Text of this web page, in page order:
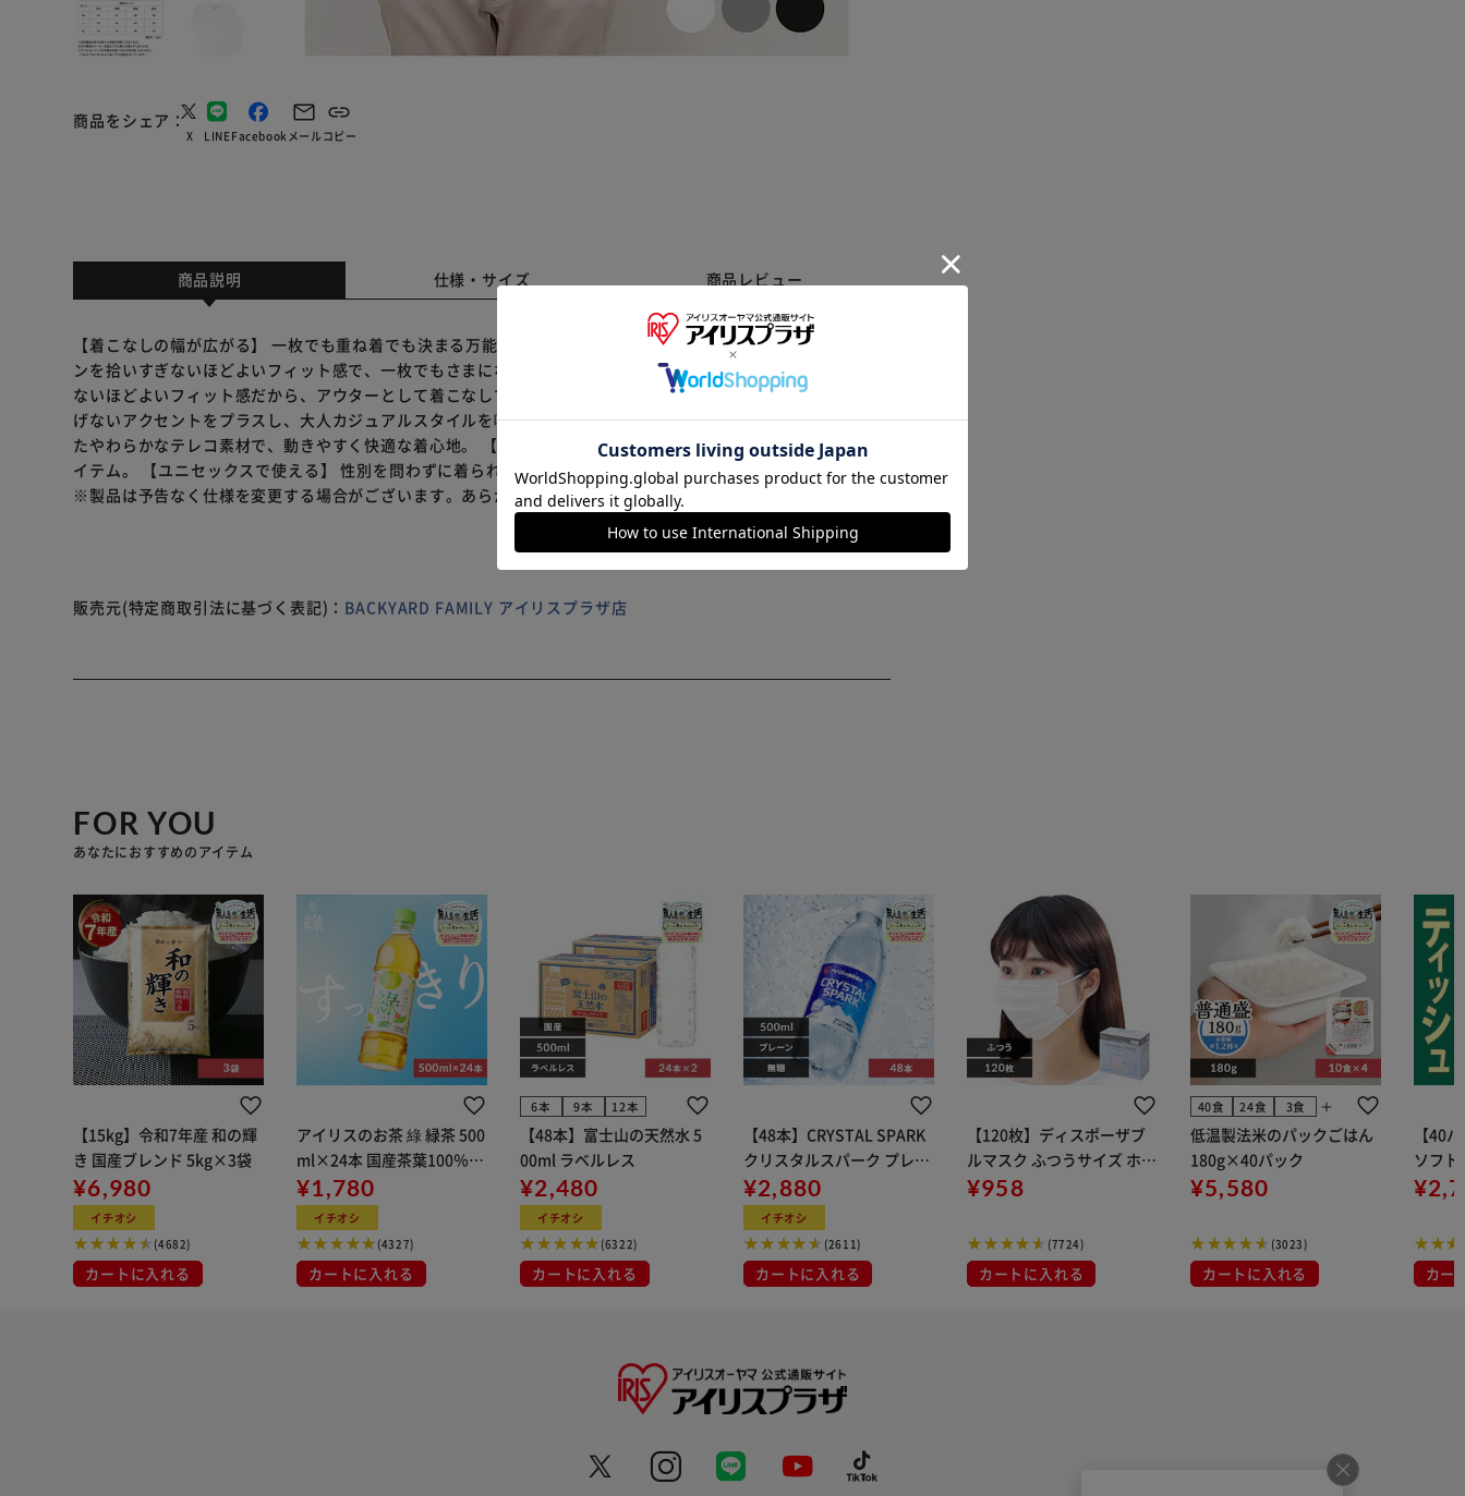
商品をシェア
X LINEFacebookメールコピー
商品説明 仕様・サイズ 商品レビュー
【着こなしの幅が広がる】 一枚でも重ね着でも決まる万能トップス。 【着心地の良いフィット感】 身体のライ
ンを拾いすぎないほどよいフィット感で、一枚でもさまになる着こなし→【修正後1】身体のラインを拾いすぎ
ないほどよいフィット感だから、アウターとして着こなしてもOK。 【ヘンリーネックのデザイン】 首元にさり
げないアクセントをプラスし、大人カジュアルスタイルを叶える一枚。 【着回し力の高い素材感】 伸縮性に優れ
たやわらかなテレコ素材で、動きやすく快適な着心地。 【長いシーズン活躍】 季節を問わず着用できる、優秀ア
イテム。 【ユニセックスで使える】 性別を問わずに着られるシンプルなデザインで、リンクコーデも楽しめる。
※製品は予告なく仕様を変更する場合がございます。あらかじめご了承ください。
販売元(特定商取引法に基づく表記)： BACKYARD FAMILY アイリスプラザ店
FOR YOU
あなたにおすすめのアイテム
【15kg】令和7年産 和の輝
き 国産ブレンド 5kg×3袋
¥6,980
イチオシ
(4682)
カートに入れる
アイリスのお茶 綠 緑茶 500
ml×24本 国産茶葉100％使
用
¥1,780
イチオシ
(4327)
カートに入れる
6本 9本 12本
【48本】富士山の天然水 5
00ml ラベルレス
¥2,480
イチオシ
(6322)
カートに入れる
【48本】CRYSTAL SPARK
クリスタルスパーク プレー
ン 500ml
¥2,880
イチオシ
(2611)
カートに入れる
【120枚】ディスポーザブ
ルマスク ふつうサイズ ホワ
イト 大容量 DISPOSABLE
布
¥958
(7724)
カートに入れる
40食 24食 3食 add
低温製法米のパックごはん
180g×40パック
¥5,580
(3023)
カートに入れる
【40
ソフ
組) 5
カー
※ご確認ください